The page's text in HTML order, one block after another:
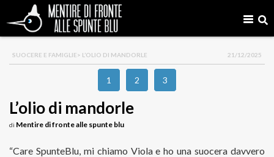
SUOCERE E FAMIGLIE> L’OLIO DI MANDORLE 21/12/2025
1 2 3
L’olio di mandorle
di Mentire di fronte alle spunte blu
“Care SpunteBlu, mi chiamo Viola e ho una suocera davvero